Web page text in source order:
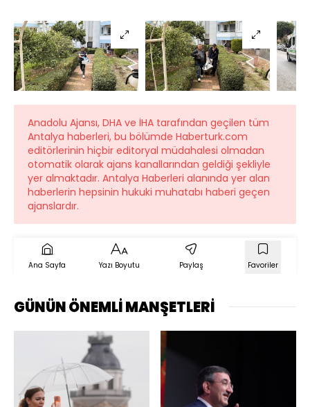
Anadolu Ajansı, DHA ve İHA tarafından geçilen tüm
Antalya haberleri, bu bölümde Haberturk.com
editörlerinin hiçbir editoryal müdahalesi olmadan
otomatik olarak ajans kanallarından geldiği şekliyle
yer almaktadır. Antalya Haberleri alanında yer alan
haberlerin hepsinin hukuki muhatabı haberi geçen
ajanslardır.
Ana Sayfa Yazı Boyutu Paylaş Favoriler
GÜNÜN ÖNEMLİ MANŞETLERİ